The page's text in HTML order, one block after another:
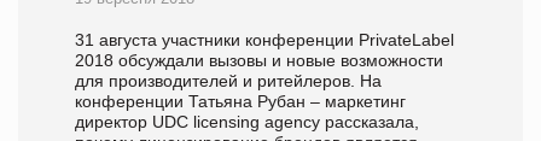
31 августа участники конференции PrivateLabel
2018 обсуждали вызовы и новые возможности
для производителей и ритейлеров. На
конференции Татьяна Рубан – маркетинг
директор UDC licensing agency рассказала,